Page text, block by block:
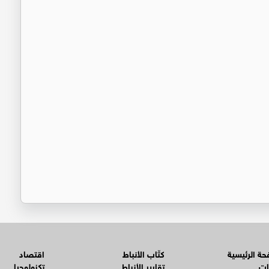
الرئيسية
كتّاب الأنباط
تقارير الأنباط
اقتصاد
تكنولوجيا